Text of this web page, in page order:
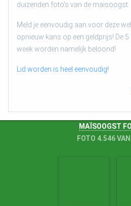
duizenden foto's van de maisoogst.
Meld je eenvoudig aan voor deze
opnieuw kans op een geldprijs! De
week worden namelijk beloond!
Lid worden is heel eenvoudig!
MAÏSOOGST
FOTO 4.546 VAN